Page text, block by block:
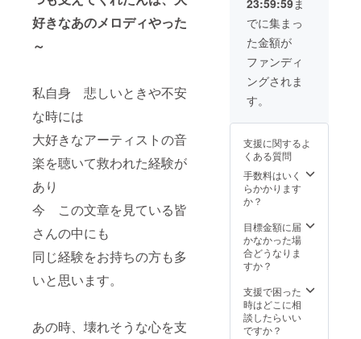
好きなあのメロディやった
～
私自身 悲しいときや不安
な時には
大好きなアーティストの音
楽を聴いて救われた経験が
あり
今 この文章を見ている皆
さんの中にも
同じ経験をお持ちの方も多
いと思います。
あの時、壊れそうな心を支
外装：
標準型
のDVD
ケース
※イベン
ト詳細
は公式
をご参
照くだ
さい。
ウド
ファン
ディン
グ専用
限定生
産品で
す。 収
分前
後 (本
編＋感
謝の
メッ
セージ
DVD-R
複製(コ
ピー)
のDVD
ケース
※イベン
ト詳細
つも支
えてく
れたん
は、大
好きな
あのメ
ロディ
イブの
収録
し、さ
らに限
定特典
からの
メッ
セージ
た クラ
ウド
ファン
ディン
DVDに
つい
て〉 10
月31日
開催の
『ほな
けん
2021
covid-
19 』 ～
不安な
時、心
配な
つも支
えてく
れたん
は、大
あのメ
ロディ
やった
～ のラ
でに集まっ
た金額が
ファンディ
ングされま
す。
支援に関するよ
くある質問
手数料はいく
らかかります
か？
目標金額に届
かなかった場
合どうなりま
すか？
支援で困った
時はどこに相
談したらいい
ですか？